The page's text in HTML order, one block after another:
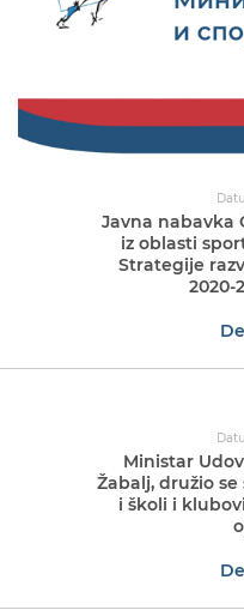
Javna nabavka
iz oblasti
Strategije
2020-
Ministar
Žabalj, družio
i školi i